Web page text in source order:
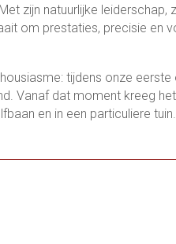
zijn natuurlijke
om prestaties, precisie en
tijdens onze
Vanaf dat moment kreeg
en in een particuliere tuin.